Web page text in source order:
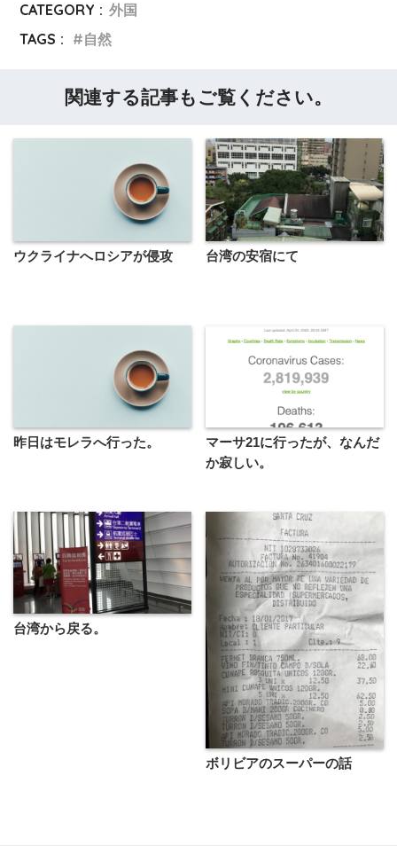
CATEGORY : 外国
TAGS :
自然
関連する記事もご覧ください。
ウクライナへロシアが侵攻 台湾の安宿にて
昨日はモレラへ行った。
マーサ21に行ったが、なんだ
か寂しい。
台湾から戻る。
ボリビアのスーパーの話